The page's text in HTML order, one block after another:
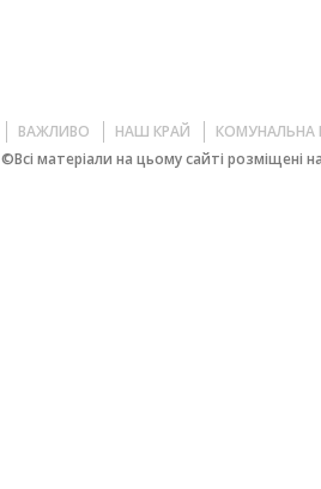
ВАЖЛИВО НАШ КРАЙ
КОМУНАЛЬНА
©Всі матеріали на цьому сайті розміщені